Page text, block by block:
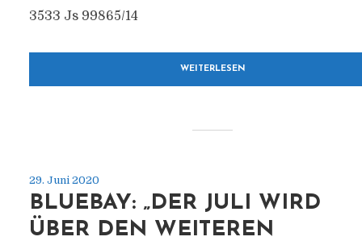
3533 Js 99865/14
WEITERLESEN
29. Juni 2020
BLUEBAY: „DER JULI WIRD
ÜBER DEN WEITEREN